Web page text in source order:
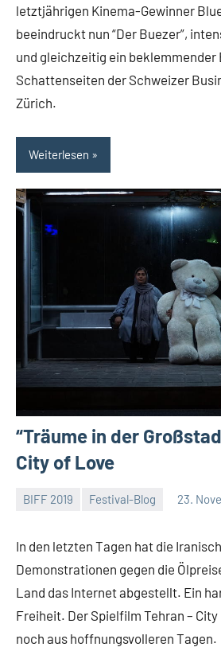
letztjährigen Kinema-Gewinner
beeindruckt nun “Der Buezer”,
und gleichzeitig ein beklemmender
Schattenseiten der Schweizer
Zürich.
Weiterlesen
“Träume in der
City of Love
BIFF 2019 Festival-Blog 23.
In den letzten Tagen hat die
Demonstrationen gegen die
Land das Internet abgestellt. Ein
Freiheit. Der Spielfilm Tehran –
noch aus hoffnungsvolleren Tagen.